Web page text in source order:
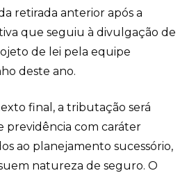
retirada anterior após a
que seguiu à divulgação de
de lei pela equipe
deste ano.
final, a tributação será
previdência com caráter
ao planejamento sucessório,
natureza de seguro. O